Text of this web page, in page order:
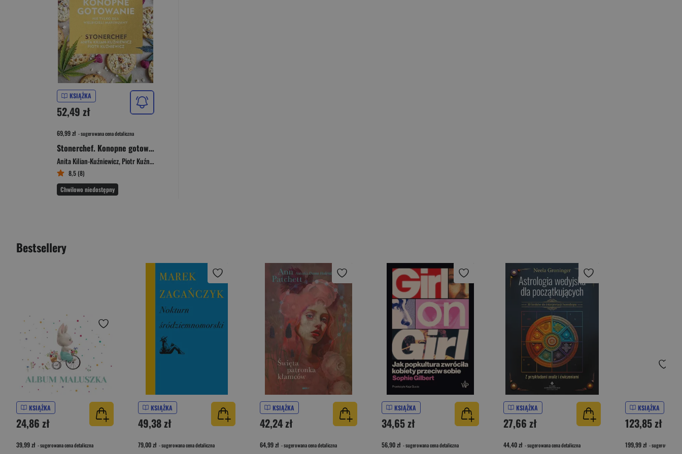
KSIĄŻKA
52,49 zł
69,99 zł - sugerowana cena detaliczna
Stonerchef. Konopne gotowanie
Anita Kilian-Kuźniewicz,Piotr Kuźniewicz
8,5 (8)
Chwilowo niedostępny
Bestsellery
KSIĄŻKA
24,86 zł
39,99 zł - sugerowana cena detaliczna
KSIĄŻKA
49,38 zł
79,00 zł - sugerowana cena detaliczna
KSIĄŻKA
42,24 zł
64,99 zł - sugerowana cena detaliczna
KSIĄŻKA
34,65 zł
56,90 zł - sugerowana cena detaliczna
KSIĄŻKA
27,66 zł
44,40 zł - sugerowana cena detaliczna
KSIĄŻKA
123,85 zł
199,99 zł - sugerowana